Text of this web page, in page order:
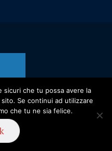
di Alessandria - 2019
sicuri che tu possa avere la
Se continui ad utilizzare
che tu ne sia felice.